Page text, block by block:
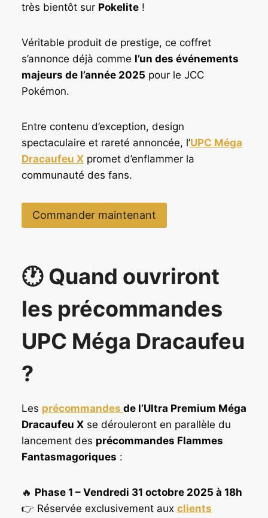
très bientôt sur Pokelite !
Véritable produit de prestige, ce coffret
s’annonce déjà comme l’un des événements
majeurs de l’année 2025 pour le JCC
Pokémon.
Entre contenu d’exception, design
spectaculaire et rareté annoncée, l’UPC Méga
Dracaufeu X promet d’enflammer la
communauté des fans.
Commander maintenant
🕐 Quand ouvriront
les précommandes
UPC Méga Dracaufeu
?
Les précommandes de l’Ultra Premium Méga
Dracaufeu X se dérouleront en parallèle du
lancement des précommandes Flammes
Fantasmagoriques :
🔥 Phase 1 – Vendredi 31 octobre 2025 à 18h
👉 Réservée exclusivement aux clients